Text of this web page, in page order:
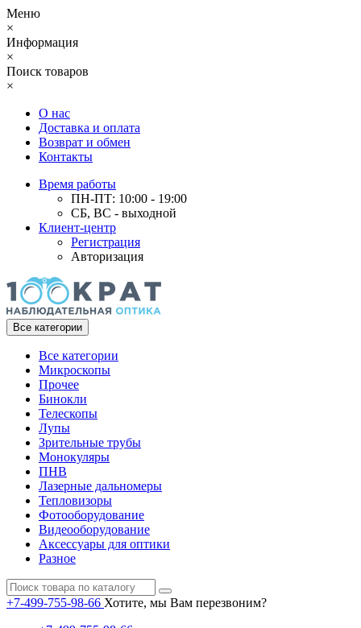
Меню
×
Информация
×
Поиск товаров
×
О нас
Доставка и оплата
Возврат и обмен
Контакты
Время работы
ПН-ПТ: 10:00 - 19:00
СБ, ВС - выходной
Клиент-центр
Регистрация
Авторизация
Все категории
Все категории
Микроскопы
Прочее
Бинокли
Телескопы
Лупы
Зрительные трубы
Монокуляры
ПНВ
Лазерные дальномеры
Тепловизоры
Фотооборудование
Видеооборудование
Аксессуары для оптики
Разное
+7-499-755-98-66 Хотите, мы Вам перезвоним?